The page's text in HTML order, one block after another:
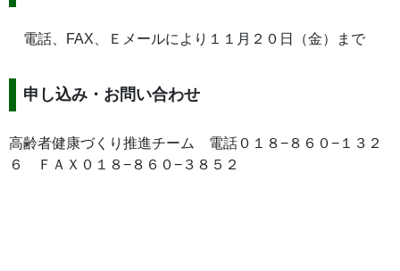
電話、FAX、Ｅメールにより１１月２０日（金）まで
申し込み・お問い合わせ
高齢者健康づくり推進チーム 電話０１８−８６０−１３２
６ ＦＡＸ０１８−８６０−３８５２